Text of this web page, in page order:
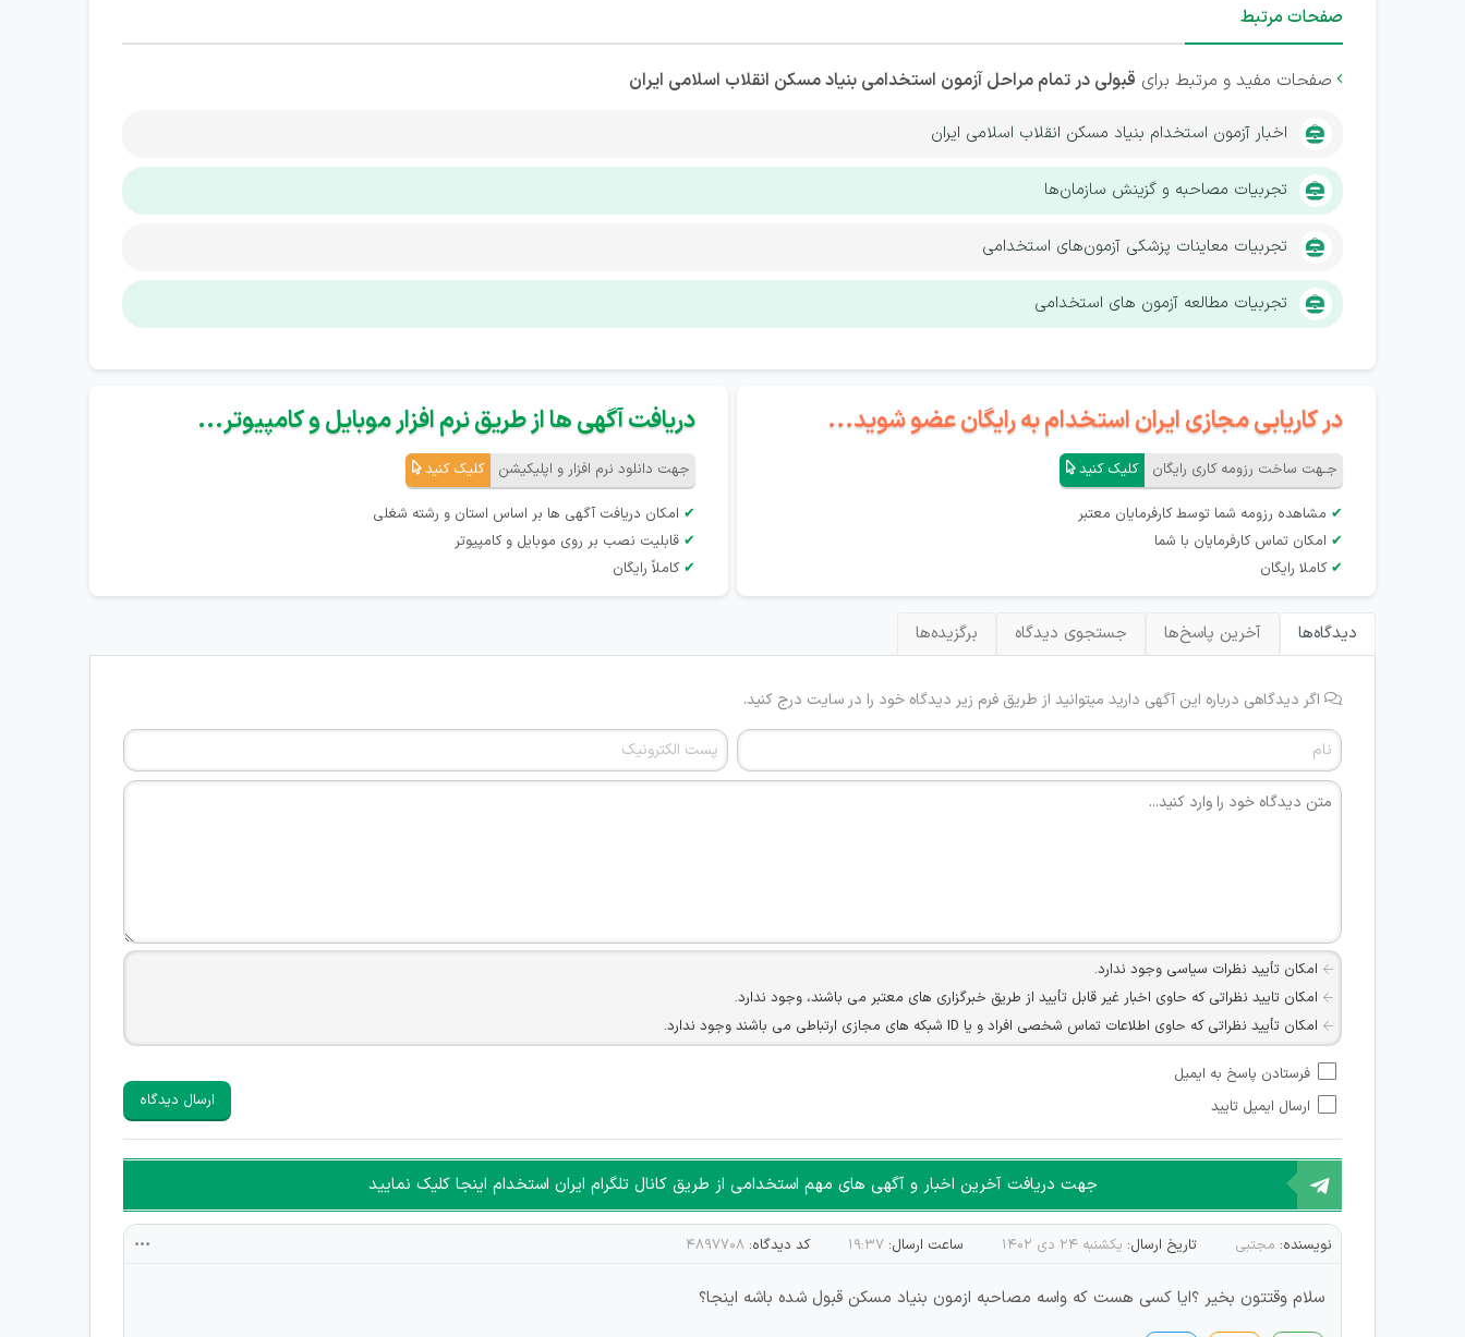
صفحات مرتبط
 صفحات مفید و مرتبط برای قبولی در تمام مراحل آزمون استخدامی بنیاد مسکن انقلاب اسلامی ایران
اخبار آزمون استخدام بنیاد مسکن انقلاب اسلامی ایران
تجربیات مصاحبه و گزینش سازمان‌ها
تجربیات معاینات پزشکی آزمون‌های استخدامی
تجربیات مطالعه آزمون های استخدامی
در کاریابی مجازی ایران استخدام به رایگان عضو شوید...
جـهت ساخت رزومه کاری رایگان کلیک کنید
✔ مشاهده رزومه شما توسط کارفرمایان معتبر
✔ امکان تماس کارفرمایان با شما
✔ کاملا رایگان
دریافت آگهی ها از طریق نرم افزار موبایل و کامپیوتر...
جهت دانلود نرم افزار و اپلیکیشن کلیک کنید
✔ امکان دریافت آگهی ها بر اساس استان و رشته شغلی
✔ قابلیت نصب بر روی موبایل و کامپیوتر
✔ کاملاً رایگان
دیدگاه‌ها آخرین پاسخ‌ها جستجوی دیدگاه برگزیده‌ها
اگر دیدگاهی درباره این آگهی دارید میتوانید از طریق فرم زیر دیدگاه خود را در سایت درج کنید.
امکان تأیید نظرات سیاسی وجود ندارد.
امکان تایید نظراتی که حاوی اخبار غیر قابل تأیید از طریق خبرگزاری های معتبر می باشند، وجود ندارد.
امکان تأیید نظراتی که حاوی اطلاعات تماس شخصی افراد و یا ID شبکه های مجازی ارتباطی می باشند وجود ندارد.
هرگونه تحریک، تحقیر و کنایه به سایر افراد (مسئول و غیر مسئول) غیر مجاز می باشد.
امکان هماهنگی برای هرگونه ملاقات حضوری چه به صورت دسته جمعی و چه فردی توسط کاربران سایت وجود ندارد.
فرستادن پاسخ به ایمیل
ارسال ایمیل تایید
ارسال دیدگاه
جهت دریافت آخرین اخبار و آگهی های مهم استخدامی از طریق کانال تلگرام ایران استخدام اینجا کلیک نمایید
نویسنده: مجتبی تاریخ ارسال: یکشنبه ۲۴ دی ۱۴۰۲ ساعت ارسال: ۱۹:۳۷ کد دیدگاه: ۴۸۹۷۷۰۸
سلام وقتتون بخیر ؟ایا کسی هست که واسه مصاحبه ازمون بنیاد مسکن قبول شده باشه اینجا؟